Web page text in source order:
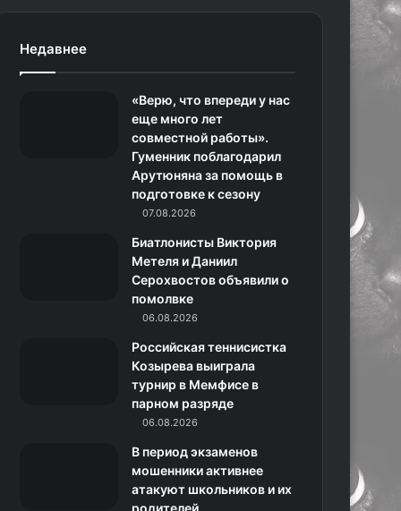
a
g
m
o
m
к
л
а
с
н
к
и
g
r
a
Недавнее
«Верю, что впереди у нас
еще много лет
совместной работы».
Гуменник поблагодарил
Арутюняна за помощь в
подготовке к сезону
07.08.2026
Биатлонисты Виктория
Метеля и Даниил
Серохвостов объявили о
помолвке
06.08.2026
Российская теннисистка
Козырева выиграла
турнир в Мемфисе в
парном разряде
06.08.2026
В период экзаменов
мошенники активнее
атакуют школьников и их
родителей